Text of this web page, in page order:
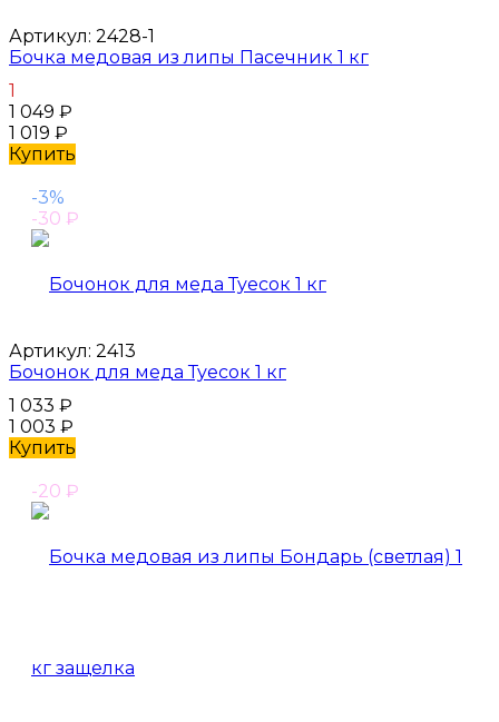
Артикул: 2428-1
Бочка медовая из липы Пасечник 1 кг
1
1 049 ₽
1 019 ₽
Купить
-3%
-30 ₽
Артикул: 2413
Бочонок для меда Туесок 1 кг
1 033 ₽
1 003 ₽
Купить
-20 ₽